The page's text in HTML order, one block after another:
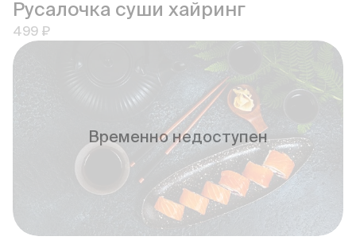
Русалочка суши хайринг
499 ₽
Временно недоступен